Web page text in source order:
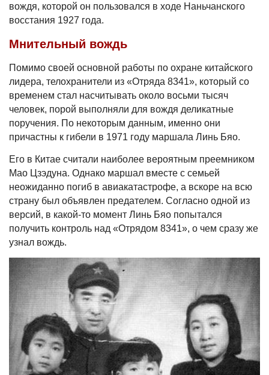
вождя, которой он пользовался в ходе Наньчанского
восстания 1927 года.
Мнительный вождь
Помимо своей основной работы по охране китайского
лидера, телохранители из «Отряда 8341», который со
временем стал насчитывать около восьми тысяч
человек, порой выполняли для вождя деликатные
поручения. По некоторым данным, именно они
причастны к гибели в 1971 году маршала Линь Бяо.
Его в Китае считали наиболее вероятным преемником
Мао Цзэдуна. Однако маршал вместе с семьей
неожиданно погиб в авиакатастрофе, а вскоре на всю
страну был объявлен предателем. Согласно одной из
версий, в какой-то момент Линь Бяо попытался
получить контроль над «Отрядом 8341», о чем сразу же
узнал вождь.